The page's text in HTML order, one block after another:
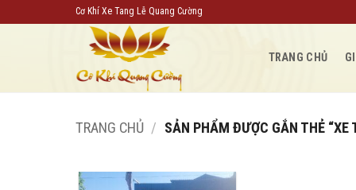
qua
Cơ Khí Xe Tang Lễ Quang Cường
TRANG CHỦ
TRANG CHỦ / SẢN PHẨM ĐƯỢC GẮN THẺ “XE